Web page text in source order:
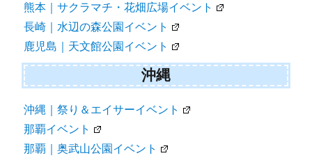
熊本｜サクラマチ・花畑広場イベント
長崎｜水辺の森公園イベント
鹿児島｜天文館公園イベント
沖縄
沖縄｜祭り＆エイサーイベント
那覇イベント
那覇｜奥武山公園イベント